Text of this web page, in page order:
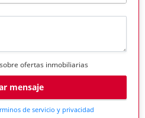
ofertas inmobiliarias
mensaje
de servicio y privacidad